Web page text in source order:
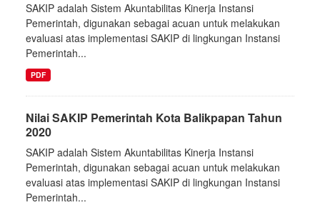
SAKIP adalah Sistem Akuntabilitas Kinerja Instansi
Pemerintah, digunakan sebagai acuan untuk melakukan
evaluasi atas implementasi SAKIP di lingkungan Instansi
Pemerintah...
PDF
Nilai SAKIP Pemerintah Kota Balikpapan Tahun
2020
SAKIP adalah Sistem Akuntabilitas Kinerja Instansi
Pemerintah, digunakan sebagai acuan untuk melakukan
evaluasi atas implementasi SAKIP di lingkungan Instansi
Pemerintah...